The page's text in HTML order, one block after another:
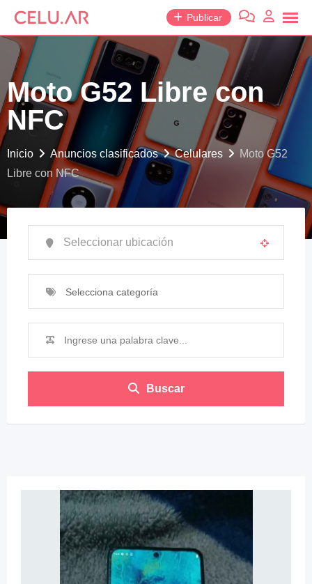
saltar
contenido
Publicar
Moto G52 Libre con
NFC
Inicio Anuncios clasificados Celulares
Moto G52
Libre con NFC
Selecciona categoría
Buscar